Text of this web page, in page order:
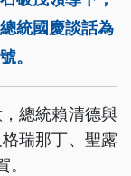
統國慶談話為
。
總統賴清德與
瑞那丁、聖露